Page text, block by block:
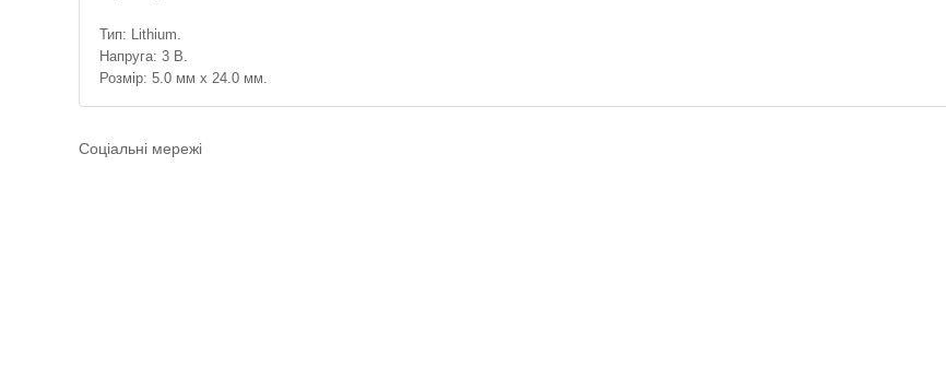
Тип: Lithium.
Напруга: 3 В.
Розмір: 5.0 мм x 24.0 мм.
Соціальні мережі